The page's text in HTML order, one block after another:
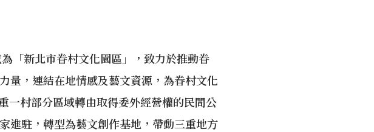
「新北市眷村文化園區」，致力於推動眷
量，連結在地情感及藝文資源，為眷村文化
一村部分區域轉由取得委外經營權的民間公
進駐，轉型為藝文創作基地，帶動三重地方